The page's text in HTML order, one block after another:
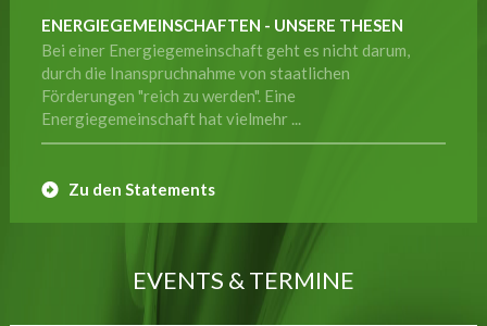
ENERGIEGEMEINSCHAFTEN - UNSERE THESEN
Bei einer Energiegemeinschaft geht es nicht darum,
durch die Inanspruchnahme von staatlichen
Förderungen "reich zu werden". Eine
Energiegemeinschaft hat vielmehr ...
Zu den Statements
EVENTS & TERMINE